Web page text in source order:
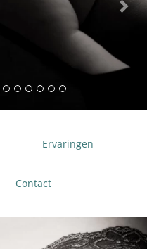
Ervaringen
Contact